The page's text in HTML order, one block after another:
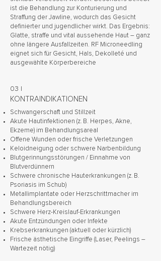
ist die Behandlung zur Konturierung und
Straffung der Jawline, wodurch das Gesicht
definierter und jugendlicher wirkt. Das Ergebnis:
Glatte, straffe und vital aussehende Haut – ganz
ohne längere Ausfallzeiten. RF Microneedling
eignet sich für Gesicht, Hals, Dekolleté und
ausgewählte Körperbereiche
03 |
KONTRAINDIKATIONEN
Schwangerschaft und Stillzeit
Akute Hautinfektionen (z. B. Herpes, Akne,
Ekzeme) im Behandlungsareal
Offene Wunden oder frische Verletzungen
Keloidneigung oder schwere Narbenbildung
Blutgerinnungsstörungen / Einnahme von
Blutverdünnern
Schwere chronische Hauterkrankungen (z. B.
Psoriasis im Schub)
Metallimplantate oder Herzschrittmacher im
Behandlungsbereich
Schwere Herz-Kreislauf-Erkrankungen
Akute Entzündungen oder Infekte
Krebserkrankungen (aktuell oder kürzlich)
Frische ästhetische Eingriffe (Laser, Peelings –
Wartezeit nötig)